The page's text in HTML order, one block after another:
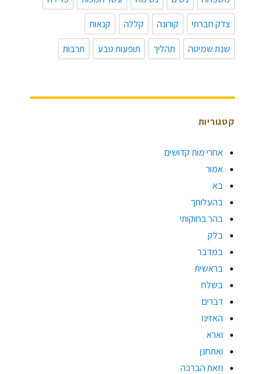
צדק חברתי
קורונה קללה
קנאות
שנת שמיטה
תהליך תופעות טבע תרבות
קטגוריות
אחרי מות קדושים
אמור
בא
בהעלותך
בהר בחוקותי
בלק
במדבר
בראשית
בשלח
דברים
האזינו
וארא
ואתחנן
וזאת הברכה